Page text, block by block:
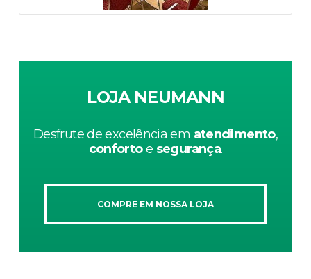
LOJA NEUMANN
Desfrute de excelência em atendimento,
confortoe segurança.
COMPRE EM NOSSA LOJA